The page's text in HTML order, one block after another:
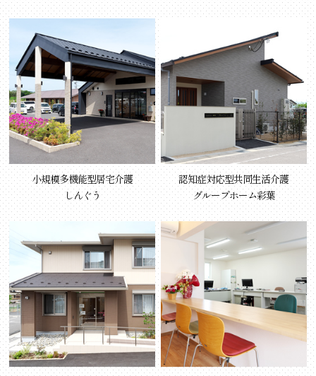
小規模多機能型居宅介護
しんぐう
認知症対応型共同生活介護
グループホーム彩葉